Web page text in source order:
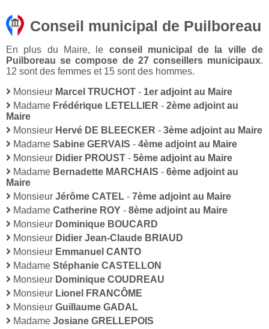
Conseil municipal de Puilboreau
En plus du Maire, le conseil municipal de la ville de
Puilboreau se compose de 27 conseillers municipaux.
12 sont des femmes et 15 sont des hommes.
Monsieur Marcel TRUCHOT - 1er adjoint au Maire
Madame Frédérique LETELLIER - 2ème adjoint au
Maire
Monsieur Hervé DE BLEECKER - 3ème adjoint au Maire
Madame Sabine GERVAIS - 4ème adjoint au Maire
Monsieur Didier PROUST - 5ème adjoint au Maire
Madame Bernadette MARCHAIS - 6ème adjoint au
Maire
Monsieur Jérôme CATEL - 7ème adjoint au Maire
Madame Catherine ROY - 8ème adjoint au Maire
Monsieur Dominique BOUCARD
Monsieur Didier Jean-Claude BRIAUD
Monsieur Emmanuel CANTO
Madame Stéphanie CASTELLON
Monsieur Dominique COUDREAU
Monsieur Lionel FRANCÔME
Monsieur Guillaume GADAL
Madame Josiane GRELLEPOIS